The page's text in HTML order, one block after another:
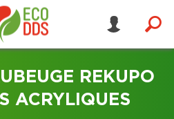
REKUPO
ACRYLIQUES